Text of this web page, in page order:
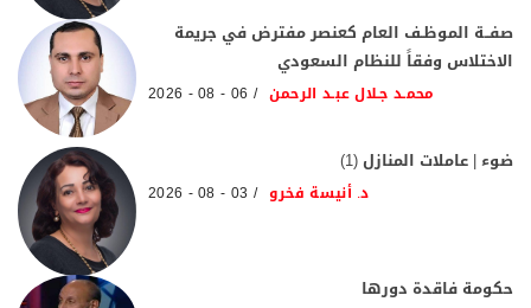
صفــة الموظـف العام كعنصر مفترض في جريمة
الاختلاس وفقاً للنظام السعودي
محمـد جـلال عبـد الرحمن 06 - 08 - 2026
ضوء | عاملات المنازل (1)
د. أنيسة فخرو 03 - 08 - 2026
حكومة فاقدة دورها